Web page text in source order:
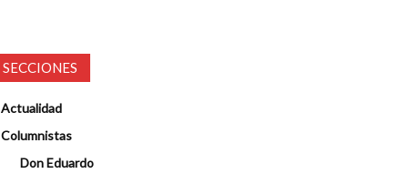
SECCIONES
Actualidad
Columnistas
Don Eduardo